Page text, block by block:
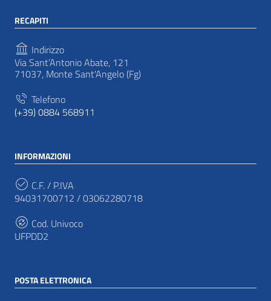
RECAPITI
Indirizzo
Via Sant’Antonio Abate, 121
71037, Monte Sant'Angelo (Fg)
Telefono
(+39) 0884 568911
INFORMAZIONI
C.F. / P.IVA
94031700712 / 03062280718
Cod. Univoco
UFPDD2
POSTA ELETTRONICA